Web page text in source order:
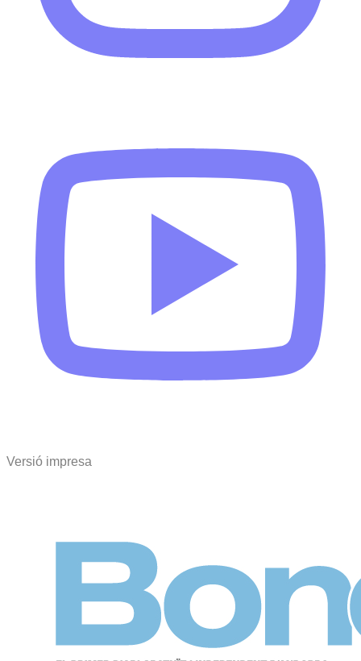
Versió impresa